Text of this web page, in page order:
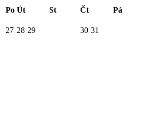
Po Út St Čt Pá
27 28 29 30 31